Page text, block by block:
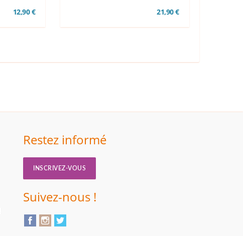
12,90 € 21,90 €
Restez informé
INSCRIVEZ-VOUS
Suivez-nous !